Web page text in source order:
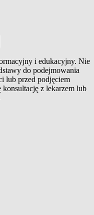
i edukacyjny. Nie
do podejmowania
lub przed podjęciem
konsultację z lekarzem lub